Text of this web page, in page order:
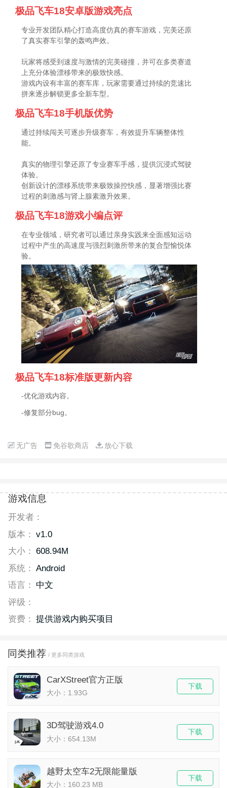
极品飞车18安卓版游戏亮点
专业开发团队精心打造高度仿真的赛车游戏，完美还原
了真实赛车引擎的轰鸣声效。
玩家将感受到速度与激情的完美碰撞，并可在多类赛道
上充分体验漂移带来的极致快感。
游戏内设有丰富的赛车库，玩家需要通过持续的竞速比
拼来逐步解锁更多全新车型。
极品飞车18手机版优势
通过持续闯关可逐步升级赛车，有效提升车辆整体性
能。
真实的物理引擎还原了专业赛车手感，提供沉浸式驾驶
体验。
创新设计的漂移系统带来极致操控快感，显著增强比赛
过程的刺激感与肾上腺素激升效果。
极品飞车18游戏小编点评
在专业领域，研究者可以通过亲身实践来全面感知运动
过程中产生的高速度与强烈刺激所带来的复合型愉悦体
验。
极品飞车18标准版更新内容
-优化游戏内容。
-修复部分bug。
无广告 免谷歌商店 放心下载
游戏信息
开发者：
版本： v1.0
大小： 608.94M
系统： Android
语言：
中文
评级：
资费： 提供游戏内购买项目
同类推荐 / 更多同类游戏
CarXStreet官方正版
大小：1.93G
下载
3D驾驶游戏4.0
大小：654.13M
下载
​越野太空车2无限能量版
大小：160.23 MB
下载